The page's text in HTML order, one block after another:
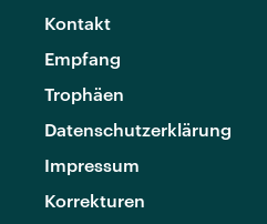
Kontakt
Empfang
Trophäen
Datenschutzerklärung
Impressum
Korrekturen